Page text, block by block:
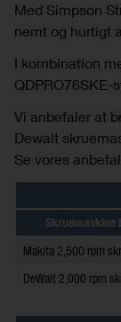
Med Simpson
nemt og hurtigt
I kombination
Vi anbefaler at
Dewalt
Se vores
Skruemaskine
Makita 2,500 rpm
DeWalt 2,000 rpm